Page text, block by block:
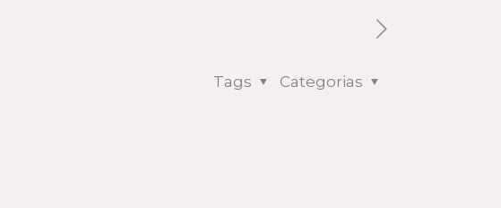
Categorias
Tags